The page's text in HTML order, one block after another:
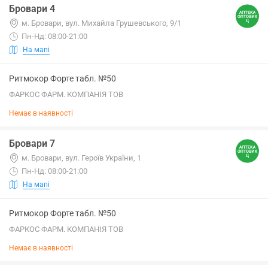
Бровари 4
м. Бровари, вул. Михайла Грушевського, 9/1
Пн-Нд: 08:00-21:00
На мапі
Ритмокор Форте табл. №50
ФАРКОС ФАРМ. КОМПАНІЯ ТОВ
Немає в наявності
Бровари 7
м. Бровари, вул. Героїв України, 1
Пн-Нд: 08:00-21:00
На мапі
Ритмокор Форте табл. №50
ФАРКОС ФАРМ. КОМПАНІЯ ТОВ
Немає в наявності